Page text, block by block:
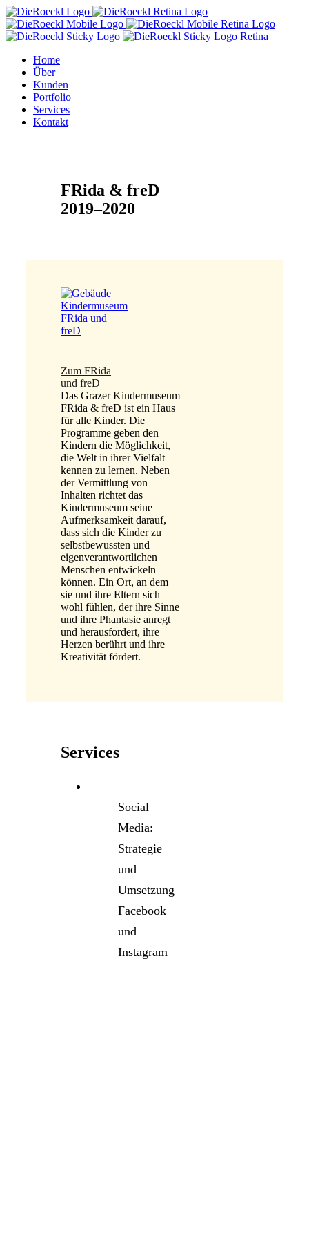
Home
Über
Kunden
Portfolio
Services
Kontakt
FRida & freD
2019–2020
Zum FRida
und freD
Das Grazer Kindermuseum
FRida & freD ist ein Haus
für alle Kinder. Die
Programme geben den
Kindern die Möglichkeit,
die Welt in ihrer Vielfalt
kennen zu lernen. Neben
der Vermittlung von
Inhalten richtet das
Kindermuseum seine
Aufmerksamkeit darauf,
dass sich die Kinder zu
selbstbewussten und
eigenverantwortlichen
Menschen entwickeln
können. Ein Ort, an dem
sie und ihre Eltern sich
wohl fühlen, der ihre Sinne
und ihre Phantasie anregt
und herausfordert, ihre
Herzen berührt und ihre
Kreativität fördert.
Services
Social
Media:
Strategie
und
Umsetzung
Facebook
und
Instagram